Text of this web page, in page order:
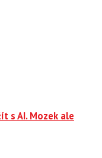
s AI. Mozek ale